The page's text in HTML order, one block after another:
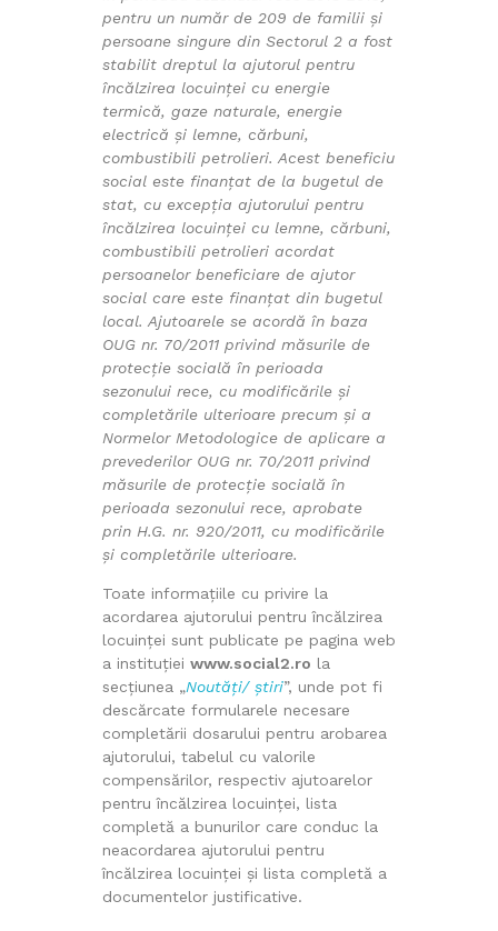
pentru un număr de 209 de familii şi
persoane singure din Sectorul 2 a fost
stabilit dreptul la ajutorul pentru
încălzirea locuinței cu energie
termică, gaze naturale, energie
electrică și lemne, cărbuni,
combustibili petrolieri. Acest beneficiu
social este finanțat de la bugetul de
stat, cu excepția ajutorului pentru
încălzirea locuinței cu lemne, cărbuni,
combustibili petrolieri acordat
persoanelor beneficiare de ajutor
social care este finanţat din bugetul
local. Ajutoarele se acordă în baza
OUG nr. 70/2011 privind măsurile de
protecție socială în perioada
sezonului rece, cu modificările și
completările ulterioare precum și a
Normelor Metodologice de aplicare a
prevederilor OUG nr. 70/2011 privind
măsurile de protecție socială în
perioada sezonului rece, aprobate
prin H.G. nr. 920/2011, cu modificările
și completările ulterioare.
Toate informațiile cu privire la
acordarea ajutorului pentru încălzirea
locuinței sunt publicate pe pagina web
a instituției www.social2.ro la
secțiunea „Noutăți/ știri”, unde pot fi
descărcate formularele necesare
completării dosarului pentru arobarea
ajutorului, tabelul cu valorile
compensărilor, respectiv ajutoarelor
pentru încălzirea locuinţei, lista
completă a bunurilor care conduc la
neacordarea ajutorului pentru
încălzirea locuinţei și lista completă a
documentelor justificative.